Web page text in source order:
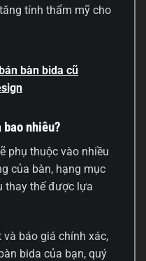
tính thẩm mỹ cho
bàn bida cũ
nhiêu?
phụ thuộc vào nhiều
của bàn, hạng mục
thay thế được lựa
báo giá chính xác,
bida của bạn, quý